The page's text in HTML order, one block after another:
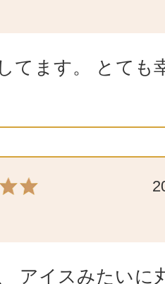
てます。 とても
アイスみたいに